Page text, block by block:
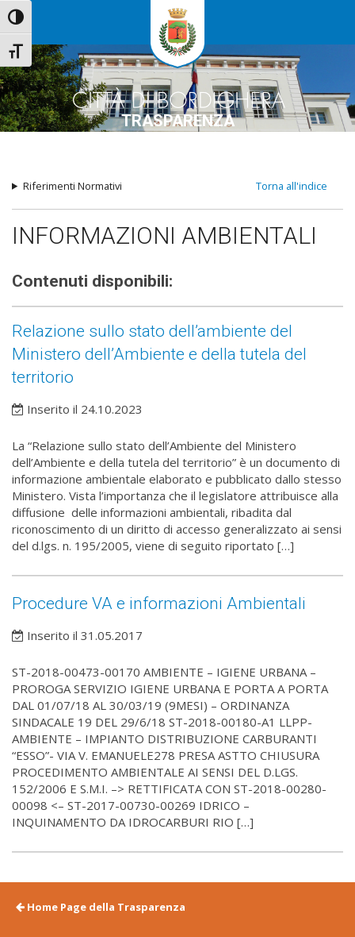
Attiva/disattiva alto contrasto
Attiva/disattiva dimensione testo
TRASPARENZA
Torna all'indice
Riferimenti Normativi
INFORMAZIONI AMBIENTALI
Contenuti disponibili:
Relazione sullo stato dell’ambiente del
Ministero dell’Ambiente e della tutela del
territorio
Inserito il 24.10.2023
La “Relazione sullo stato dell’Ambiente del Ministero
dell’Ambiente e della tutela del territorio” è un documento di
informazione ambientale elaborato e pubblicato dallo stesso
Ministero. Vista l’importanza che il legislatore attribuisce alla
diffusione delle informazioni ambientali, ribadita dal
riconoscimento di un diritto di accesso generalizzato ai sensi
del d.lgs. n. 195/2005, viene di seguito riportato […]
Procedure VA e informazioni Ambientali
Inserito il 31.05.2017
ST-2018-00473-00170 AMBIENTE – IGIENE URBANA –
PROROGA SERVIZIO IGIENE URBANA E PORTA A PORTA
DAL 01/07/18 AL 30/03/19 (9MESI) – ORDINANZA
SINDACALE 19 DEL 29/6/18 ST-2018-00180-A1 LLPP-
AMBIENTE – IMPIANTO DISTRIBUZIONE CARBURANTI
“ESSO”- VIA V. EMANUELE278 PRESA ASTTO CHIUSURA
PROCEDIMENTO AMBIENTALE AI SENSI DEL D.LGS.
152/2006 E S.M.I. –> RETTIFICATA CON ST-2018-00280-
00098 <– ST-2017-00730-00269 IDRICO –
INQUINAMENTO DA IDROCARBURI RIO […]
Home Page della Trasparenza